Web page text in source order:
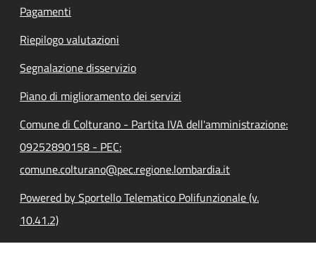
Pagamenti
Riepilogo valutazioni
Segnalazione disservizio
Piano di miglioramento dei servizi
Comune di Colturano - Partita IVA dell'amministrazione:
09252890158 - PEC:
comune.colturano@pec.regione.lombardia.it
Powered by Sportello Telematico Polifunzionale (v.
10.41.2)